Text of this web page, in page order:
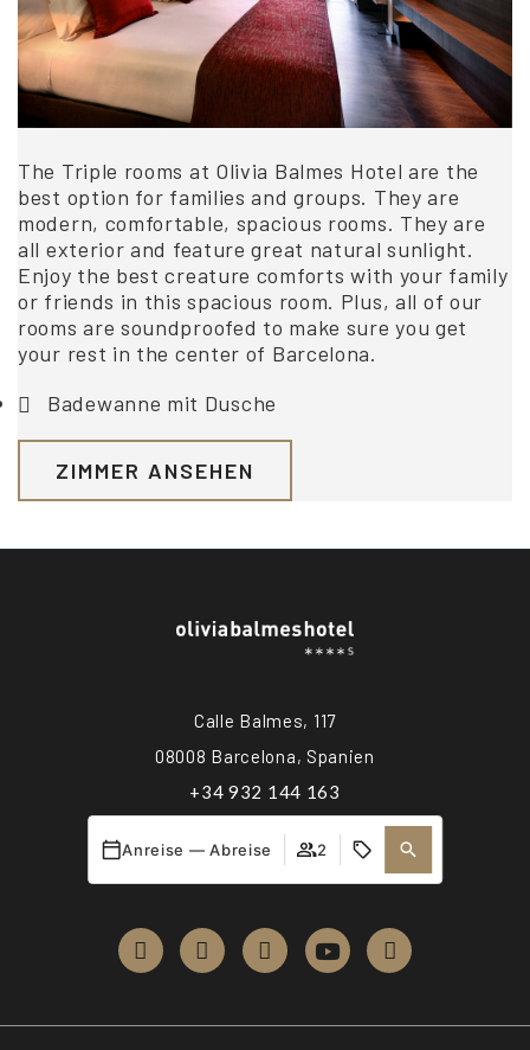
Anreise — Abreise 2
The Triple rooms at Olivia Balmes Hotel are the
best option for families and groups. They are
modern, comfortable, spacious rooms. They are
all exterior and feature great natural sunlight.
Enjoy the best creature comforts with your family
or friends in this spacious room. Plus, all of our
rooms are soundproofed to make sure you get
your rest in the center of Barcelona.
Badewanne mit Dusche
ZIMMER ANSEHEN
Calle Balmes, 117
08008 Barcelona, Spanien
+34 932 144 163
recepcion.balmes@oliviahotels.es
Olivia Balmes HB-004607